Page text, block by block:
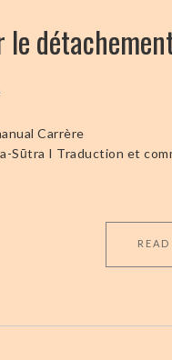
le
Carrère
Sūtra I Traduction et